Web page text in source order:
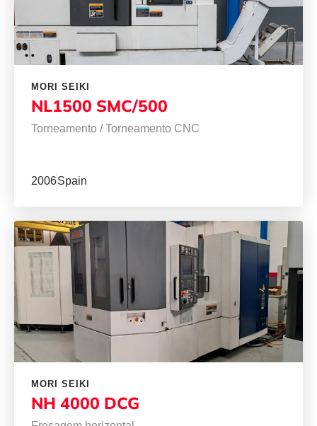
MORI SEIKI
NL1500 SMC/500
Torneamento /Torneamento CNC
2006Spain
MORI SEIKI
NH 4000 DCG